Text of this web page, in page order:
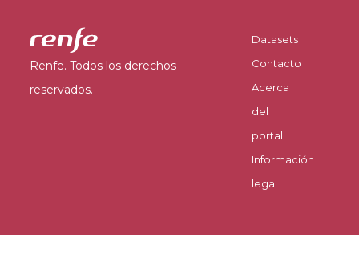
Renfe. Todos los derechos
reservados.
Datasets
Contacto
Acerca
del
portal
Información
legal